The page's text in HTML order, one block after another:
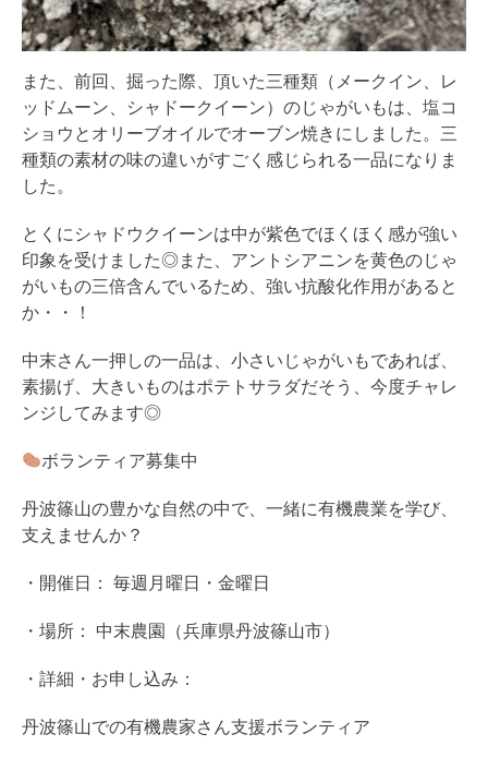
また、前回、掘った際、頂いた三種類（メークイン、レ
ッドムーン、シャドークイーン）のじゃがいもは、塩コ
ショウとオリーブオイルでオーブン焼きにしました。三
種類の素材の味の違いがすごく感じられる一品になりま
した。
とくにシャドウクイーンは中が紫色でほくほく感が強い
印象を受けました◎また、アントシアニンを黄色のじゃ
がいもの三倍含んでいるため、強い抗酸化作用があると
か・・！
中末さん一押しの一品は、小さいじゃがいもであれば、
素揚げ、大きいものはポテトサラダだそう、今度チャレ
ンジしてみます◎
ボランティア募集中
丹波篠山の豊かな自然の中で、一緒に有機農業を学び、
支えませんか？
・開催日： 毎週月曜日・金曜日
・場所： 中末農園（兵庫県丹波篠山市）
・詳細・お申し込み：
丹波篠山での有機農家さん支援ボランティア